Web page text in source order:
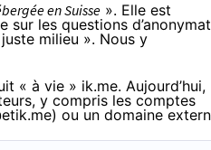
en Suisse ». Elle est
les questions d’anonymat
milieu ». Nous y
« à vie » ik.me. Aujourd’hui,
y compris les comptes
ou un domaine